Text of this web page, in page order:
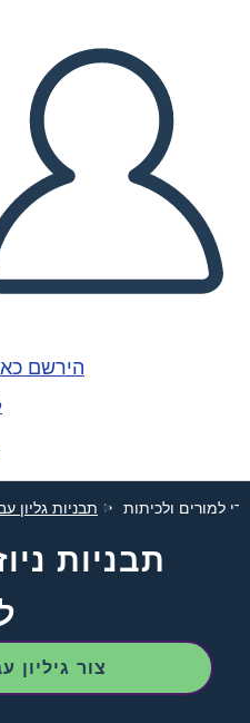
הירשם
תבניות גליון למורים ולכיתות
תבניות
צור גיליון